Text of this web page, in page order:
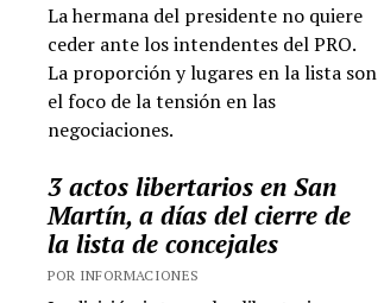
La hermana del presidente no quiere
ceder ante los intendentes del PRO.
La proporción y lugares en la lista son
el foco de la tensión en las
negociaciones.
3 actos libertarios en San
Martín, a días del cierre de
la lista de concejales
POR INFORMACIONES